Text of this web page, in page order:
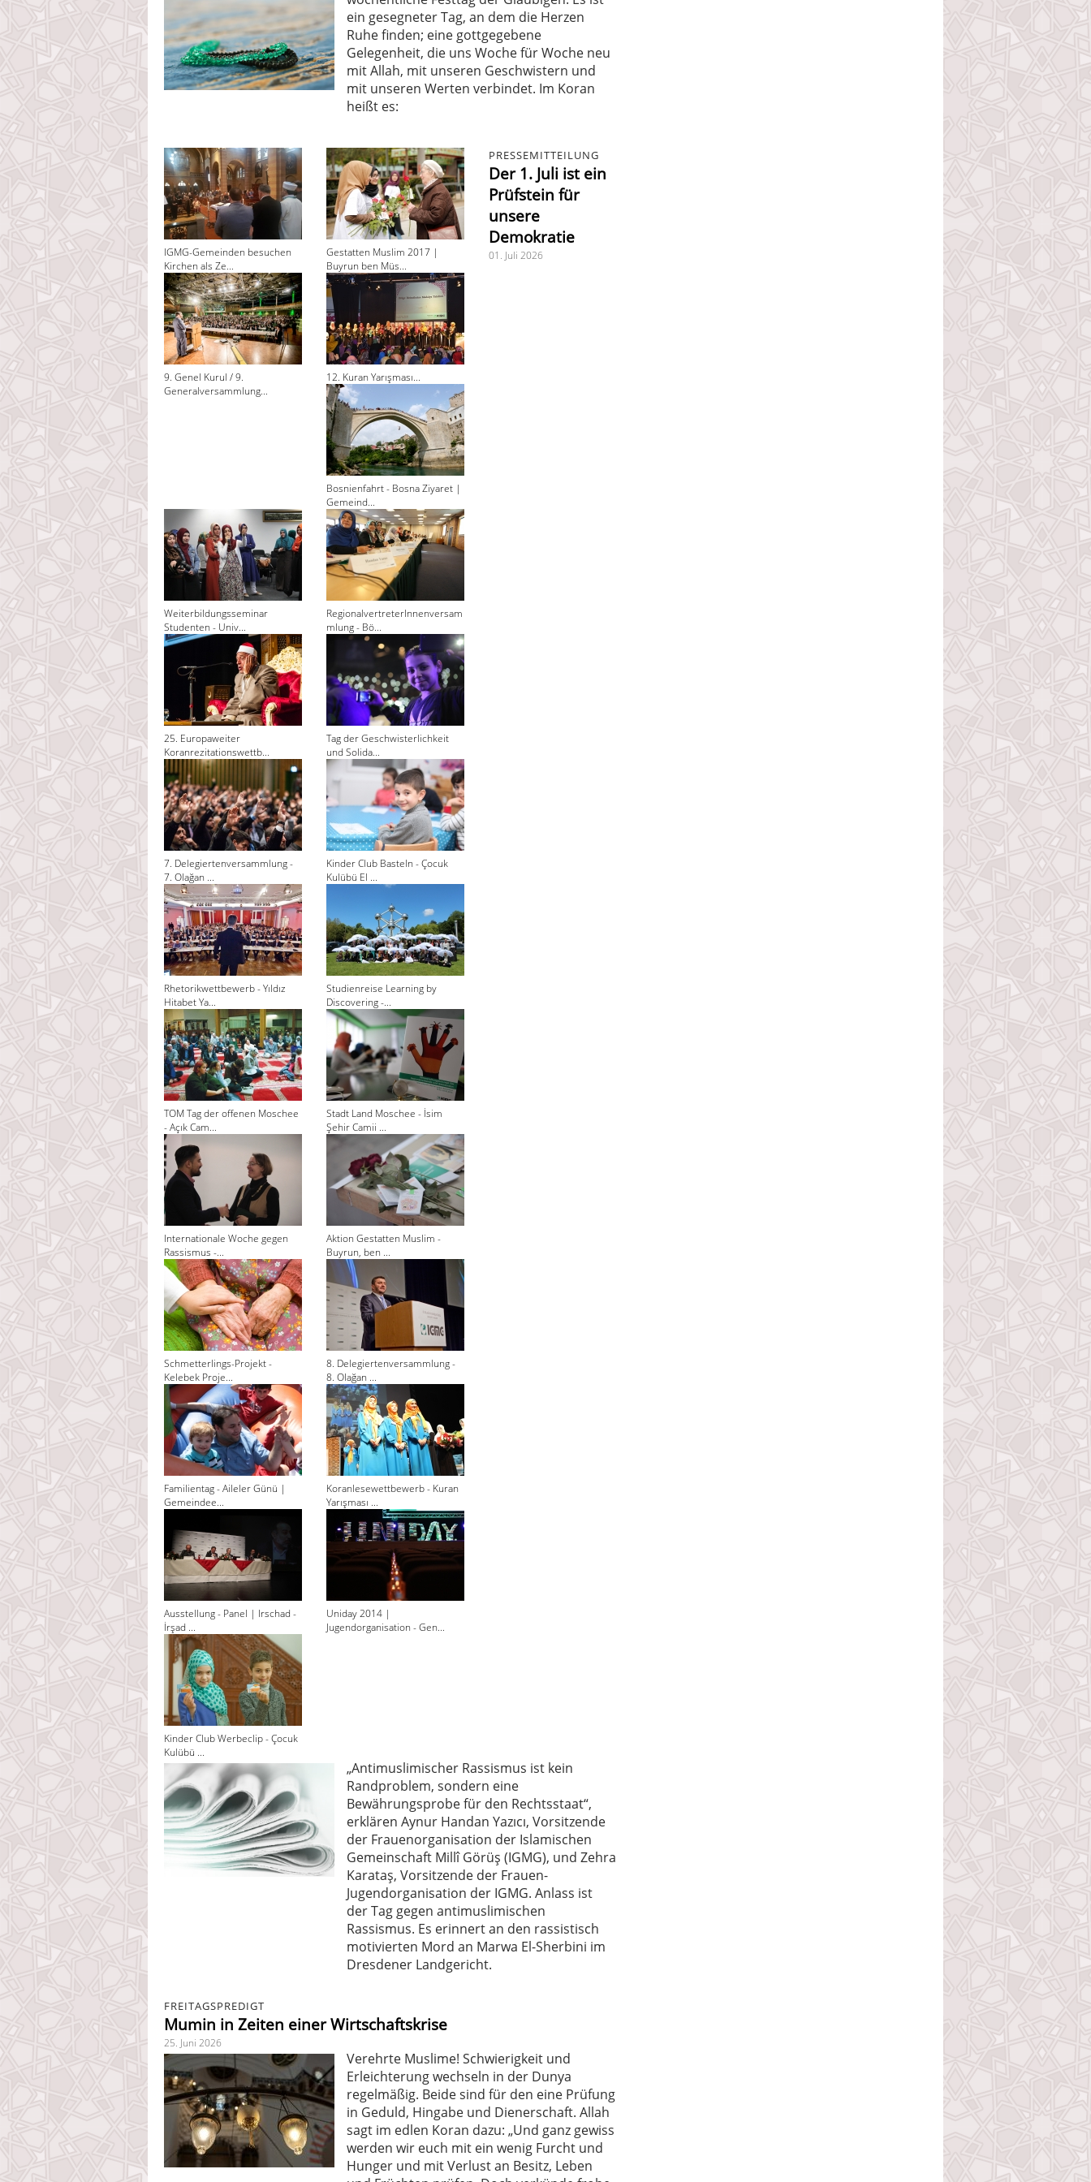
ein gesegneter Tag, an dem die Herzen
Ruhe finden; eine gottgegebene
Gelegenheit, die uns Woche für Woche neu
mit Allah, mit unseren Geschwistern und
mit unseren Werten verbindet. Im Koran
heißt es:
IGMG-Gemeinden besuchen
Kirchen als Ze...
Gestatten Muslim 2017 |
Buyrun ben Müs...
9. Genel Kurul / 9.
Generalversammlung...
12. Kuran Yarışması...
Bosnienfahrt - Bosna Ziyaret |
Gemeind...
Weiterbildungsseminar
Studenten - Univ...
RegionalvertreterInnenversam
mlung - Bö...
25. Europaweiter
Koranrezitationswettb...
Tag der Geschwisterlichkeit
und Solida...
7. Delegiertenversammlung -
7. Olağan ...
Kinder Club Basteln - Çocuk
Kulübü El ...
Rhetorikwettbewerb - Yıldız
Hitabet Ya...
Studienreise Learning by
Discovering -...
TOM Tag der offenen Moschee
- Açık Cam...
Stadt Land Moschee - İsim
Şehir Camii ...
Internationale Woche gegen
Rassismus -...
Aktion Gestatten Muslim -
Buyrun, ben ...
Schmetterlings-Projekt -
Kelebek Proje...
8. Delegiertenversammlung -
8. Olağan ...
Familientag - Aileler Günü |
Gemeindee...
Koranlesewettbewerb - Kuran
Yarışması ...
Ausstellung - Panel | Irschad -
İrşad ...
Uniday 2014 |
Jugendorganisation - Gen...
Kinder Club Werbeclip - Çocuk
Kulübü ...
PRESSEMITTEILUNG
Der 1. Juli ist ein
Prüfstein für
unsere
Demokratie
01. Juli 2026
„Antimuslimischer Rassismus ist kein
Randproblem, sondern eine
Bewährungsprobe für den Rechtsstaat“,
erklären Aynur Handan Yazıcı, Vorsitzende
der Frauenorganisation der Islamischen
Gemeinschaft Millî Görüş (IGMG), und Zehra
Karataş, Vorsitzende der Frauen-
Jugendorganisation der IGMG. Anlass ist
der Tag gegen antimuslimischen
Rassismus. Es erinnert an den rassistisch
motivierten Mord an Marwa El-Sherbini im
Dresdener Landgericht.
FREITAGSPREDIGT
Mumin in Zeiten einer Wirtschaftskrise
25. Juni 2026
Verehrte Muslime! Schwierigkeit und
Erleichterung wechseln in der Dunya
regelmäßig. Beide sind für den eine Prüfung
in Geduld, Hingabe und Dienerschaft. Allah
sagt im edlen Koran dazu: „Und ganz gewiss
werden wir euch mit ein wenig Furcht und
Hunger und mit Verlust an Besitz, Leben